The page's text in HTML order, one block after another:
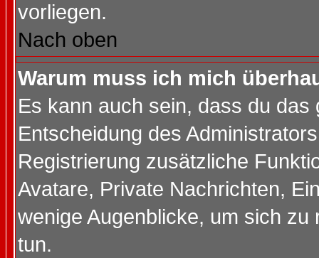
vorliegen.
Nach oben
Warum muss ich mich
Es kann auch sein, dass du
Entscheidung des
Registrierung zusätzliche
Avatare, Private Nachrichten,
wenige Augenblicke, um sich
tun.